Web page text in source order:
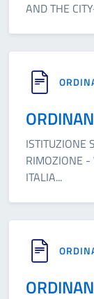
AND THE
ISTITUZIONE
RIMOZIONE -
ITALIA...